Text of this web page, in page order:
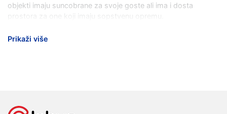
objekti imaju suncobrane za svoje goste ali ima i dosta
prostora za one koji imaju sopstvenu opremu.
Prikaži više